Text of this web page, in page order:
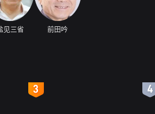
见三省 前田吟